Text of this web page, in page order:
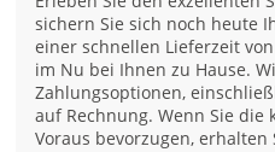
sichern Sie sich noch heute
einer schnellen Lieferzeit
im Nu bei Ihnen zu Hause.
Zahlungsoptionen,
auf Rechnung. Wenn Sie die
Voraus bevorzugen, erhalten